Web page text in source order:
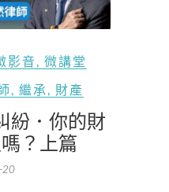
影音
微講堂
繼承 財產
紛．你的財
？上篇
20